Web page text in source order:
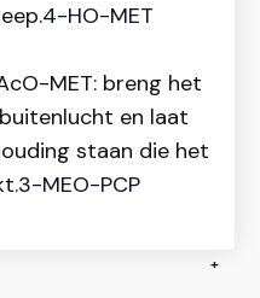
4-HO-MET
MET: breng het
en laat
staan die het
3-MEO-PCP